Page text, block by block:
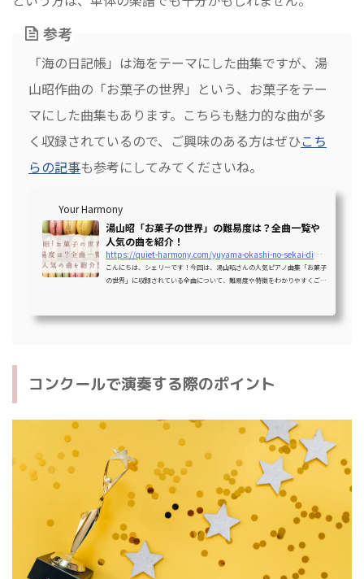
参考
「海の日記帳」は海をテーマにした曲集ですが、湯
山昭作曲の「お菓子の世界」という、お菓子をテー
マにした曲集もあります。こちらも魅力的な曲が多
く収録されているので、ご興味のある方はぜひこち
らの記事も参考にしてみてくださいね。
Your Harmony
湯山昭「お菓子の世界」の難易度は？全曲一覧や
人気の曲を紹介！
https://quiet-harmony.com/yuyama-okashi-no-sekai-difficulty
こんにちは、シェリーです！今回は、湯山昭さんの人気ピアノ曲集「お菓子
の世界」に収録されている全曲について、難易度や特徴をわかりやすくご紹
さまざまなお菓子をイメージした曲が揃っています。曲調や難易度も幅広
コンクールで演奏する際のポイント